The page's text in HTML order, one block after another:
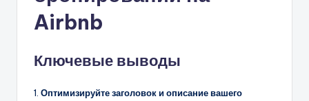
Airbnb
Ключевые выводы
1. Оптимизируйте заголовок и описание вашего